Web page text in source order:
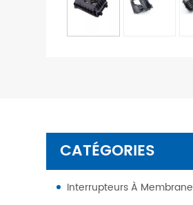
CATÉGORIES
Interrupteurs À Membrane